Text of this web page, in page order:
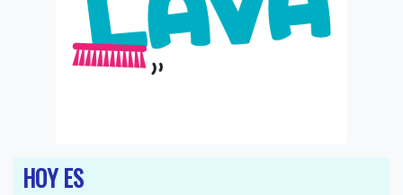
HOY ES